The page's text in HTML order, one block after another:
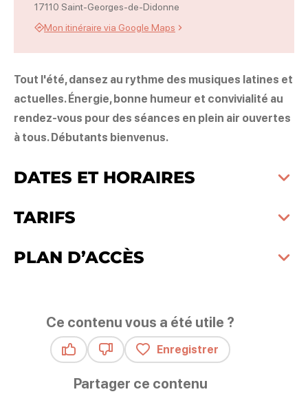
Tout l'été, dansez au rythme des musiques latines et
actuelles. Énergie, bonne humeur et convivialité au
rendez-vous pour des séances en plein air ouvertes
à tous. Débutants bienvenus.
DATES ET HORAIRES
TARIFS
PLAN D’ACCÈS
17110 Saint-Georges-de-Didonne
Mon itinéraire via Google Maps
Ce contenu vous a été utile ?
Enregistrer
Partager ce contenu